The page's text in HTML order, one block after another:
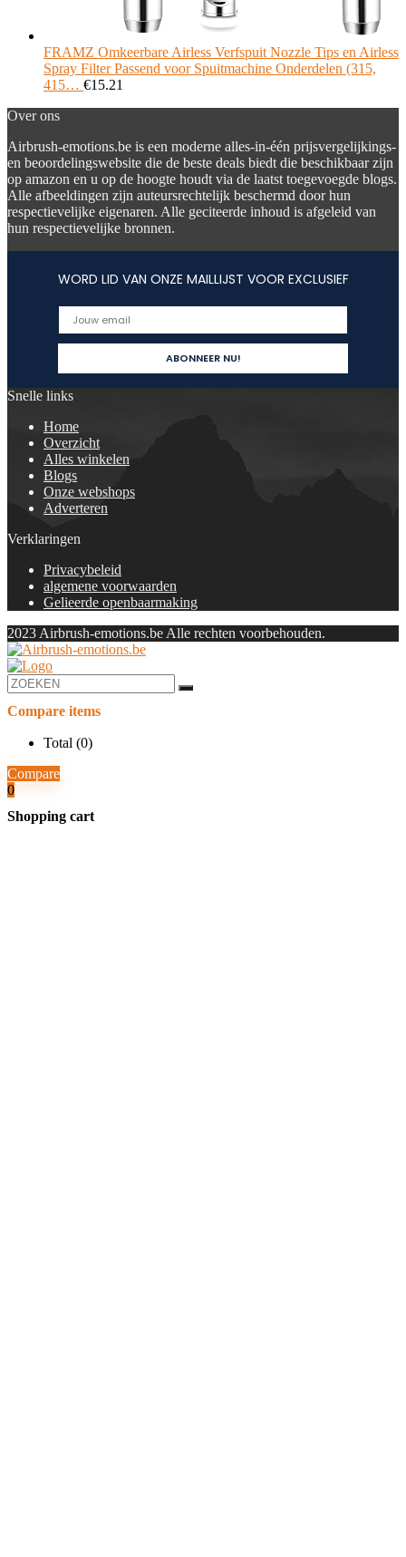
FRAMZ Omkeerbare Airless Verfspuit Nozzle Tips en Airless
Spray Filter Passend voor Spuitmachine Onderdelen (315,
415… €15.21
Over ons
Airbrush-emotions.be is een moderne alles-in-één prijsvergelijkings-
en beoordelingswebsite die de beste deals biedt die beschikbaar zijn
op amazon en u op de hoogte houdt via de laatst toegevoegde blogs.
Alle afbeeldingen zijn auteursrechtelijk beschermd door hun
respectievelijke eigenaren. Alle geciteerde inhoud is afgeleid van
hun respectievelijke bronnen.
WORD LID VAN ONZE MAILLIJST VOOR EXCLUSIEF
Snelle links
Home
Overzicht
Alles winkelen
Blogs
Onze webshops
Adverteren
Verklaringen
Privacybeleid
algemene voorwaarden
Gelieerde openbaarmaking
2023 Airbrush-emotions.be Alle rechten voorbehouden.
Compare items
Total (0)
Compare
0
Shopping cart